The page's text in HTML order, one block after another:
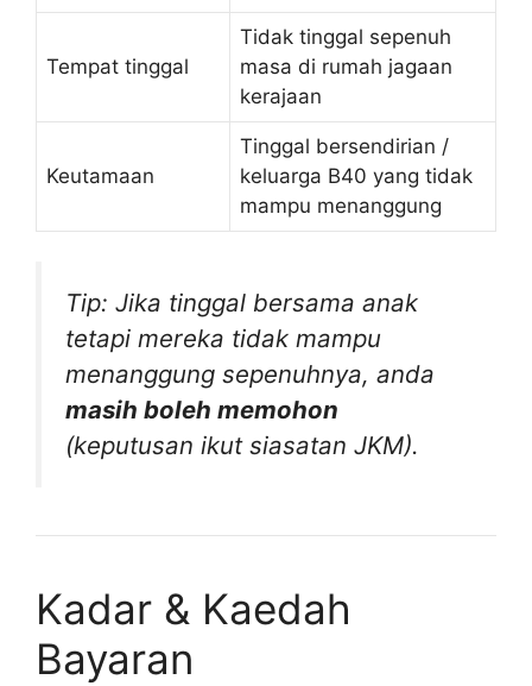
Tempat tinggal
Tidak tinggal sepenuh
masa di rumah jagaan
kerajaan
Keutamaan
Tinggal bersendirian /
keluarga B40 yang tidak
mampu menanggung
Tip: Jika tinggal bersama anak
tetapi mereka tidak mampu
menanggung sepenuhnya, anda
masih boleh memohon
(keputusan ikut siasatan JKM).
Kadar & Kaedah
Bayaran